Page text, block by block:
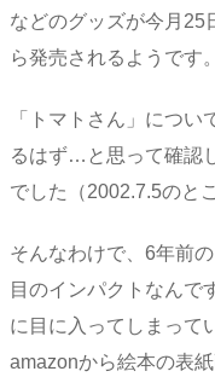
などのグッズが今月25
ら発売されるようです。
「トマトさん」につ
るはず…と思って確認
でした（2002.7.5のと
そんなわけで、6年前
目のインパクトなんで
に目に入ってしまって
amazonから絵本の表